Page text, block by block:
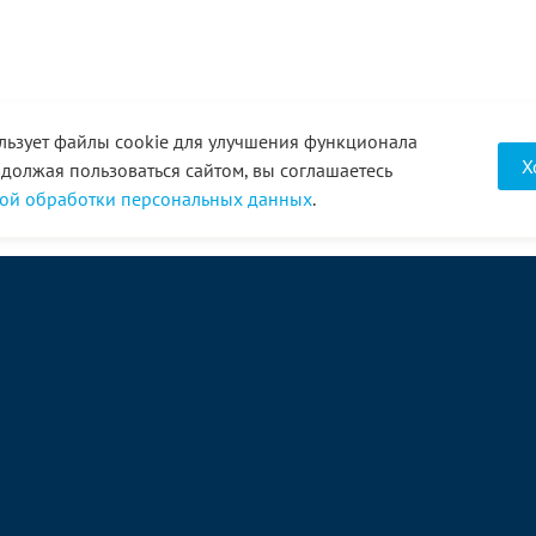
файлы cookie для улучшения функционала
пользоваться сайтом, вы соглашаетесь
обработки персональных данных.